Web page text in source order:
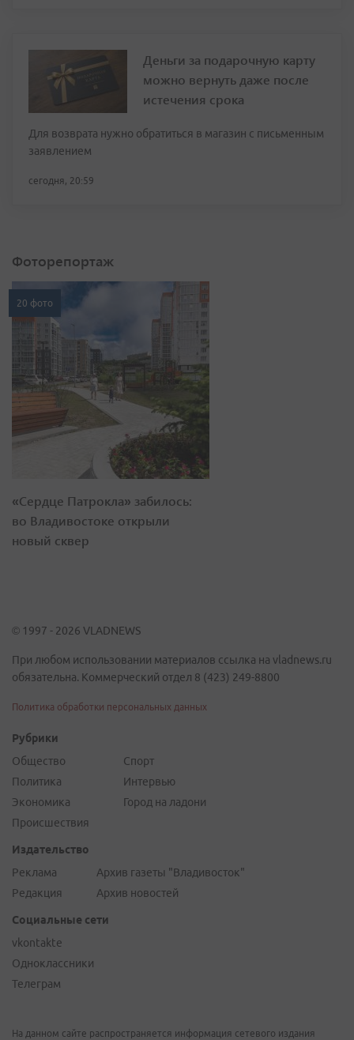
Деньги за подарочную карту
можно вернуть даже после
истечения срока
Для возврата нужно обратиться в магазин с письменным
заявлением
сегодня, 20:59
Фоторепортаж
20 фото
«Сердце Патрокла» забилось:
во Владивостоке открыли
новый сквер
© 1997 - 2026 VLADNEWS
При любом использовании материалов ссылка на vladnews.ru
обязательна. Коммерческий отдел 8 (423) 249-8800
Политика обработки персональных данных
Рубрики
Общество
Политика
Экономика
Происшествия
Спорт
Интервью
Город на ладони
Издательство
Реклама
Редакция
Архив газеты "Владивосток"
Архив новостей
Социальные сети
vkontakte
Одноклассники
Телеграм
На данном сайте распространяется информация сетевого издания